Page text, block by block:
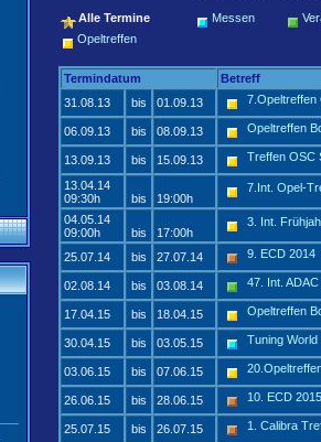
Alle Termine Messen
Opeltreffen
Termindatum
Betreff
31.08.13
bis 01.09.13 7.Opeltreffen
06.09.13 bis 08.09.13 Opeltreffen
13.09.13 bis 15.09.13 Treffen OSC
13.04.14
09:30h
bis 19:00h
7.Int. Opel-
04.05.14
09:00h
bis 17:00h
3. Int.
25.07.14 bis 27.07.14 9. ECD 2014
02.08.14 bis 03.08.14 47. Int.
17.04.15 bis 18.04.15 Opeltreffen
30.04.15 bis 03.05.15 Tuning World
03.06.15 bis 07.06.15
26.06.15 bis 28.06.15 10. ECD 2015
25.07.15 bis 26.07.15 1. Calibra